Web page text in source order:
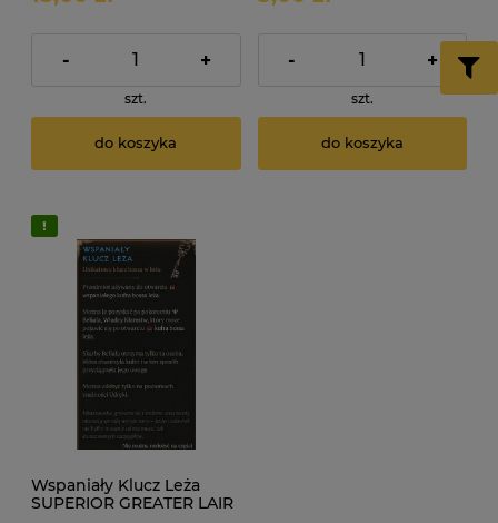
- +
szt.
do koszyka
- +
szt.
do koszyka
Wspaniały Klucz Leża
SUPERIOR GREATER LAIR